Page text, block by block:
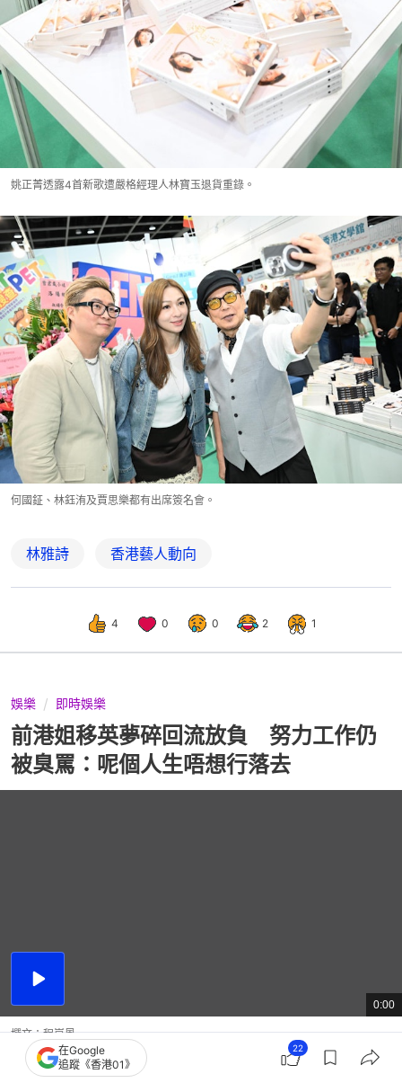
姚正菁透露4首新歌遭嚴格經理人林寶玉退貨重錄。
何國鉦、林鈺洧及賈思樂都有出席簽名會。
林雅詩 香港藝人動向
4 0 0 2 1
娛樂 即時娛樂
前港姐移英夢碎回流放負 努力工作仍
被臭罵：呢個人生唔想行落去
播
片
總
共
時
0:00
撰文：程嵐風
出版：2026-07-12 10:00
在Google
追蹤《香港01》
22